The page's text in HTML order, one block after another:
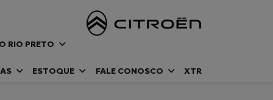
RIO PRETO
ESTOQUE FALE CONOSCO XTR